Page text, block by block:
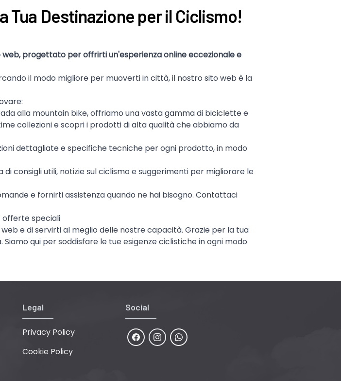
Tua Destinazione per il Ciclismo!
progettato per offrirti un'esperienza online eccezionale e
il modo migliore per muoverti in città, il nostro sito web è la
alla mountain bike, offriamo una vasta gamma di biciclette e
collezioni e scopri i prodotti di alta qualità che abbiamo da
dettagliate e specifiche tecniche per ogni prodotto, in modo
consigli utili, notizie sul ciclismo e suggerimenti per migliorare le
e fornirti assistenza quando ne hai bisogno. Contattaci
offerte speciali
e di servirti al meglio delle nostre capacità. Grazie per la tua
qui per soddisfare le tue esigenze ciclistiche in ogni modo
Legal
Privacy Policy
Cookie Policy
Social